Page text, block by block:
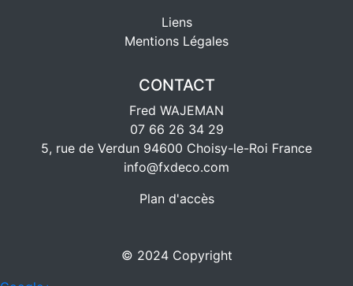
Liens
Mentions Légales
CONTACT
Fred WAJEMAN
07 66 26 34 29
5, rue de Verdun 94600 Choisy-le-Roi France
info@fxdeco.com
Plan d'accès
© 2024 Copyright